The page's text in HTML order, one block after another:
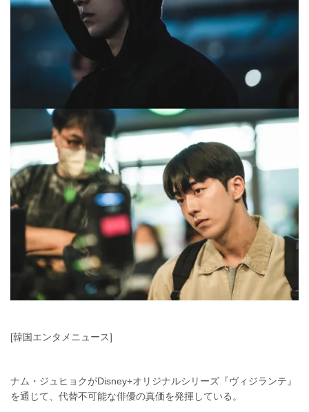
[韓国エンタメニュース]
ナム・ジュヒョクがDisney+オリジナルシリーズ『ヴィジランテ』
を通じて、代替不可能な俳優の真価を発揮している。